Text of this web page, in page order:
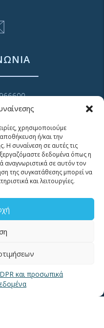
χρησιμοποιούμε
ή/και την
συναίνεση σε αυτές τις
δεδομένα όπως η
αναγνωριστικά σε αυτόν τον
της συγκατάθεσης μπορεί να
και λειτουργίες.
και προσωπικά
καλέστε
και Τρίτων Φορέων